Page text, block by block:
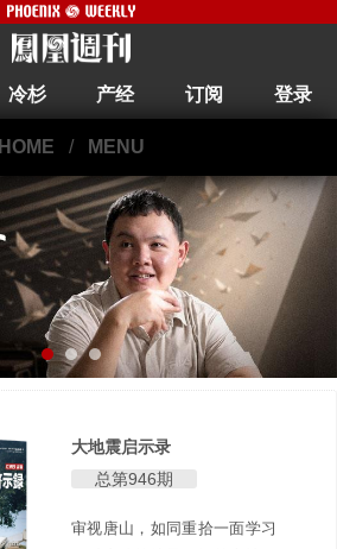
冷杉 产经 订阅 登录
HOME / MENU
大地震启示录
总第946期
审视唐山，如同重拾一面学习